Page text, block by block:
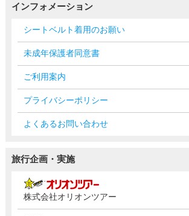
インフォメーション
シートベルト着用のお願い
未成年保護者同意書
ご利用案内
プライバシーポリシー
よくあるお問い合わせ
旅行企画・実施
株式会社オリオンツアー